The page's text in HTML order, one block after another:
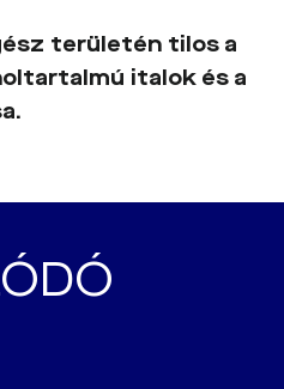
területén tilos a
italok és a